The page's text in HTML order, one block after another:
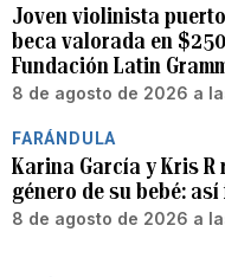
Joven violinista
beca valorada en
Fundación Latin
8 de agosto de 2026 a
FARÁNDULA
Karina García y Kris R
género de su bebé:
8 de agosto de 2026 a